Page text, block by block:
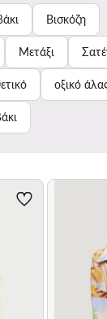
Βισκόζη
Μετάξι
οξικό